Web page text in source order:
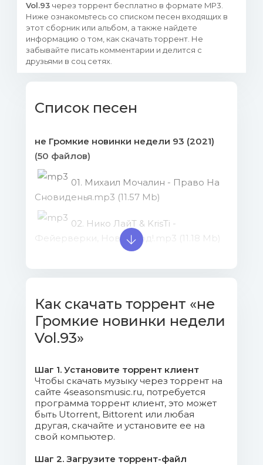
Vol.93 через торрент бесплатно в формате MP3.
Ниже ознакомьтесь со списком песен входящих в
этот сборник или альбом, а также найдете
информацию о том, как скачать торрент. Не
забывайте писать комментарии и делится с
друзьями в соц сетях.
Список песен
не Громкие новинки недели 93 (2021)
(50 файлов)
01. Михаил Мочалин - Право На
Сновиденья.mp3 (11.57 Mb)
02. Нико ЛайТ & KrisTi -
Фейерверки, Новый Год!.mp3 (11.18 Mb)
04. Александр Шоуа & Непара -
Плачь и Смотри (DJ Prezzplay Radio
05. Кроссы - У Меня Есть
Гучи.mp3 (2.77 Mb)
06. Галина Ветошкина - Как
Долго Я Тебя Ждала.mp3 (9.61 Mb)
07. Андрей Язвинский & Наталья
Как скачать торрент «не
Громкие новинки недели
Vol.93»
Шаг 1. Установите торрент клиент
Чтобы скачать музыку через торрент на
сайте 4seasonsmusic.ru, потребуется
программа торрент клиент, это может
быть Utorrent, Bittorent или любая
другая, скачайте и установите ее на
свой компьютер.
Шаг 2. Загрузите торрент-файл